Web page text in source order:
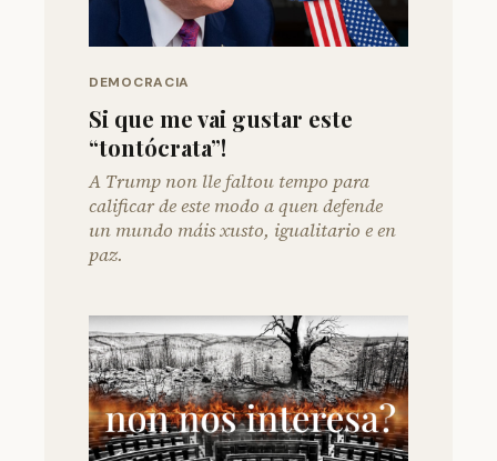
DEMOCRACIA
Si que me vai gustar este
“tontócrata”!
A Trump non lle faltou tempo para
calificar de este modo a quen defende
un mundo máis xusto, igualitario e en
paz.